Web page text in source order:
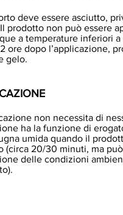
deve essere asciutto,
prodotto non può essere
a temperature inferiori a
ore dopo l’applicazione,
gelo.
non necessita di
ha la funzione di
umida quando il
(circa 20/30 minuti, ma
delle condizioni